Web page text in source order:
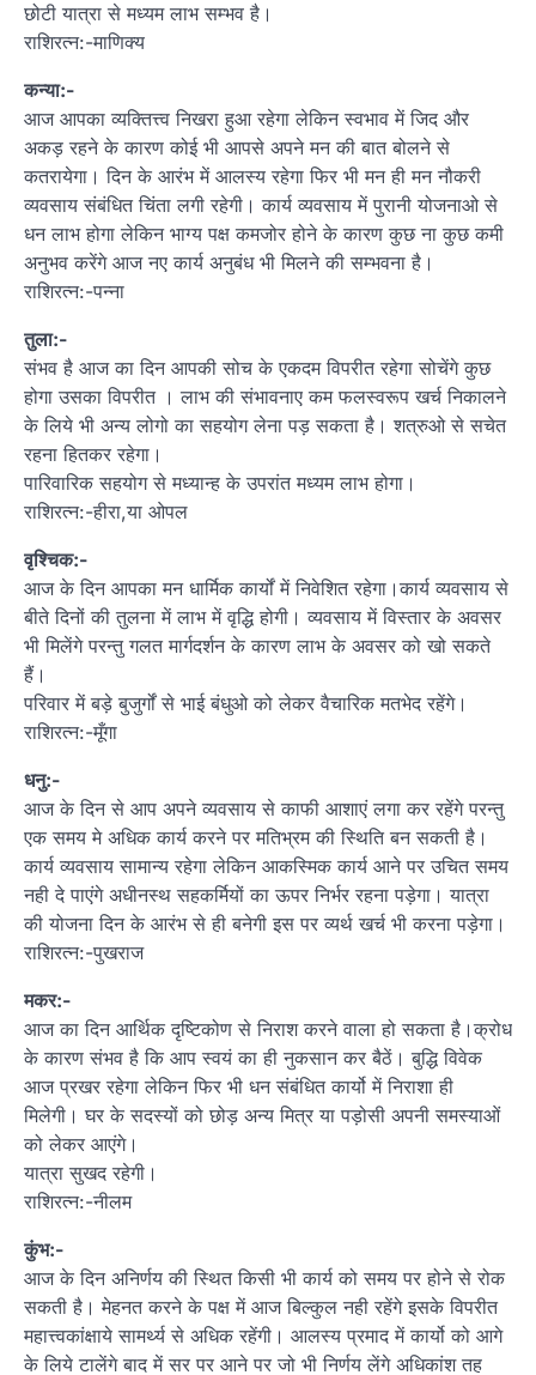
छोटी यात्रा से मध्यम लाभ सम्भव है।
राशिरत्न:-माणिक्य
कन्या:-
आज आपका व्यक्तित्त्व निखरा हुआ रहेगा लेकिन स्वभाव में जिद और
अकड़ रहने के कारण कोई भी आपसे अपने मन की बात बोलने से
कतरायेगा। दिन के आरंभ में आलस्य रहेगा फिर भी मन ही मन नौकरी
व्यवसाय संबंधित चिंता लगी रहेगी। कार्य व्यवसाय में पुरानी योजनाओ से
धन लाभ होगा लेकिन भाग्य पक्ष कमजोर होने के कारण कुछ ना कुछ कमी
अनुभव करेंगे आज नए कार्य अनुबंध भी मिलने की सम्भवना है।
राशिरत्न:-पन्ना
तुला:-
संभव है आज का दिन आपकी सोच के एकदम विपरीत रहेगा सोचेंगे कुछ
होगा उसका विपरीत । लाभ की संभावनाए कम फलस्वरूप खर्च निकालने
के लिये भी अन्य लोगो का सहयोग लेना पड़ सकता है। शत्रुओ से सचेत
रहना हितकर रहेगा।
पारिवारिक सहयोग से मध्यान्ह के उपरांत मध्यम लाभ होगा।
राशिरत्न:-हीरा,या ओपल
वृश्चिक:-
आज के दिन आपका मन धार्मिक कार्यों में निवेशित रहेगा।कार्य व्यवसाय से
बीते दिनों की तुलना में लाभ में वृद्धि होगी। व्यवसाय में विस्तार के अवसर
भी मिलेंगे परन्तु गलत मार्गदर्शन के कारण लाभ के अवसर को खो सकते
हैं।
परिवार में बड़े बुजुर्गों से भाई बंधुओ को लेकर वैचारिक मतभेद रहेंगे।
राशिरत्न:-मूँगा
धनु:-
आज के दिन से आप अपने व्यवसाय से काफी आशाएं लगा कर रहेंगे परन्तु
एक समय मे अधिक कार्य करने पर मतिभ्रम की स्थिति बन सकती है।
कार्य व्यवसाय सामान्य रहेगा लेकिन आकस्मिक कार्य आने पर उचित समय
नही दे पाएंगे अधीनस्थ सहकर्मियों का ऊपर निर्भर रहना पड़ेगा। यात्रा
की योजना दिन के आरंभ से ही बनेगी इस पर व्यर्थ खर्च भी करना पड़ेगा।
राशिरत्न:-पुखराज
मकर:-
आज का दिन आर्थिक दृष्टिकोण से निराश करने वाला हो सकता है।क्रोध
के कारण संभव है कि आप स्वयं का ही नुकसान कर बैठें। बुद्धि विवेक
आज प्रखर रहेगा लेकिन फिर भी धन संबंधित कार्यो में निराशा ही
मिलेगी। घर के सदस्यों को छोड़ अन्य मित्र या पड़ोसी अपनी समस्याओं
को लेकर आएंगे।
यात्रा सुखद रहेगी।
राशिरत्न:-नीलम
कुंभ:-
आज के दिन अनिर्णय की स्थित किसी भी कार्य को समय पर होने से रोक
सकती है। मेहनत करने के पक्ष में आज बिल्कुल नही रहेंगे इसके विपरीत
महात्त्वकांक्षाये सामर्थ्य से अधिक रहेंगी। आलस्य प्रमाद में कार्यो को आगे
के लिये टालेंगे बाद में सर पर आने पर जो भी निर्णय लेंगे अधिकांश तह